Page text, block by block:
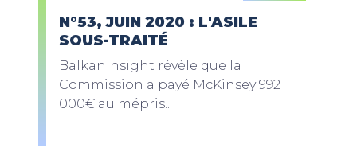
N°53, JUIN 2020 : L'ASILE
SOUS-TRAITÉ
BalkanInsight révèle que la
Commission a payé McKinsey 992
000€ au mépris...